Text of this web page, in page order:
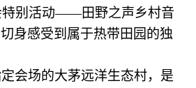
特别活动——田野之声乡村音
身感受到属于热带田园的独
会场的大茅远洋生态村，是